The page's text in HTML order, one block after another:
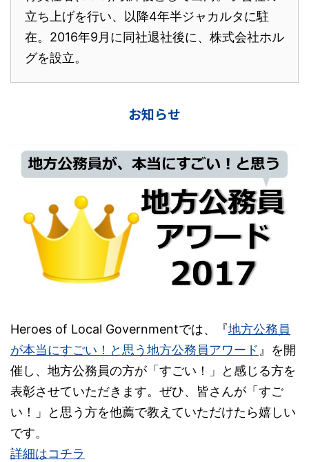
立ち上げを行い、以降4年半ジャカルタに駐
在。2016年9月に同社退社後に、株式会社ホル
グを設立。
お知らせ
Heroes of Local Governmentでは、『地方公務員
が本当にすごい！と思う地方公務員アワード』を開
催し、地方公務員の方が「すごい！」と感じる方を
表彰させていただきます。ぜひ、皆さんが「すご
い！」と思う方を他薦で教えていただけたら嬉しい
です。
詳細はコチラ